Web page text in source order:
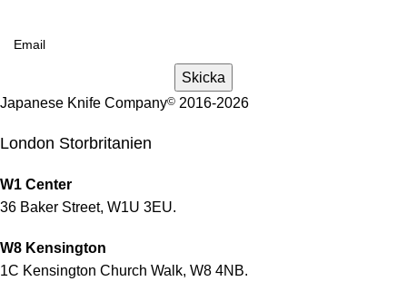
Skicka
Japanese Knife Company© 2016-2026
London Storbritanien
W1 Center
36 Baker Street, W1U 3EU.
W8 Kensington
1C Kensington Church Walk, W8 4NB.